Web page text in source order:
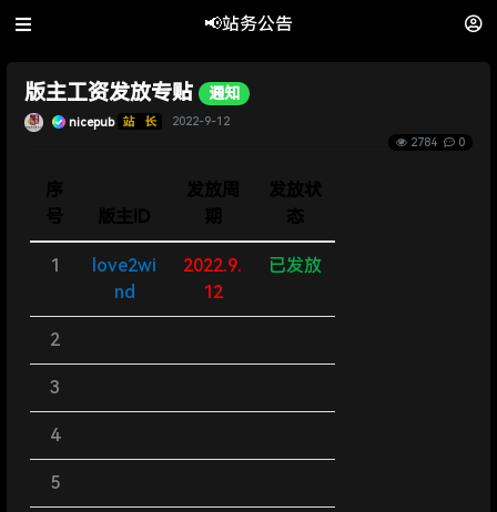
📢站务公告
版主工资发放专贴 通知
nicepub
2022-9-12
2784
0
1
love2wi
nd
2022.9.
12
已发放
2
3
4
5